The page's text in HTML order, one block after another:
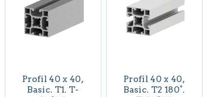
Profil 40 x 40,
Basic. T1. T-
Profil 40 x 40,
Basic. T2 180°.